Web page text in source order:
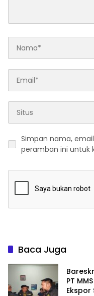
Simpan nama,
peramban ini untuk
Baca Juga
PT
Ekspor